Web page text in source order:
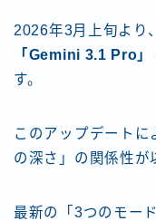
2026年3月上旬より
「Gemini 3.1 Pro」
す。
このアップデートに
の深さ」の関係性が
最新の「3つのモー